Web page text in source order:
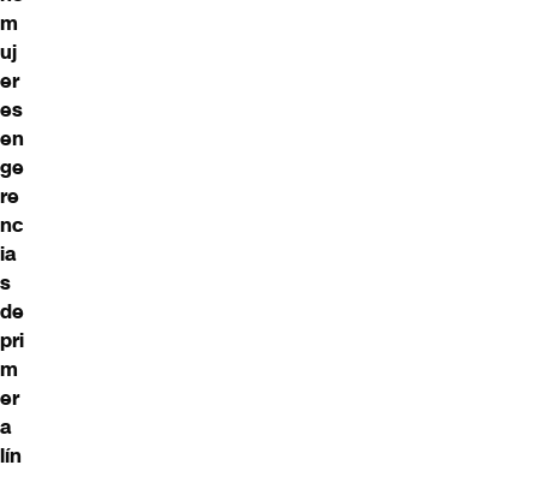
m
uj
er
es
en
ge
re
nc
ia
s
de
pri
m
er
a
lín